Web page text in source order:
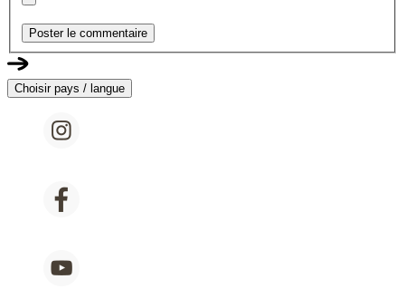
Poster le commentaire
Choisir pays / langue